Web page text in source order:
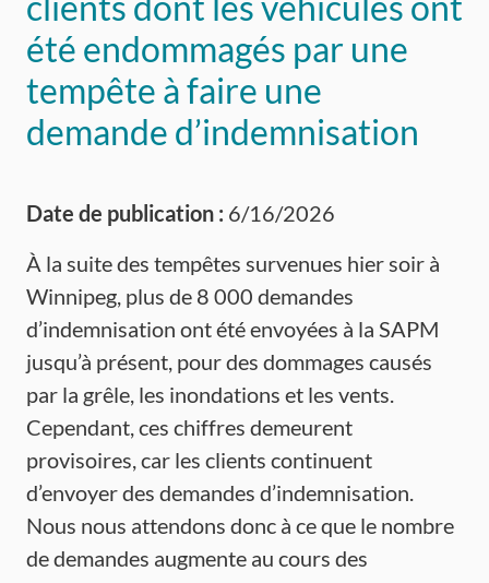
été endommagés par une
tempête à faire une
demande d’indemnisation
Date de publication : 6/16/2026
À la suite des tempêtes survenues hier soir à
Winnipeg, plus de 8 000 demandes
d’indemnisation ont été envoyées à la SAPM
jusqu’à présent, pour des dommages causés
par la grêle, les inondations et les vents.
Cependant, ces chiffres demeurent
provisoires, car les clients continuent
d’envoyer des demandes d’indemnisation.
Nous nous attendons donc à ce que le nombre
de demandes augmente au cours des